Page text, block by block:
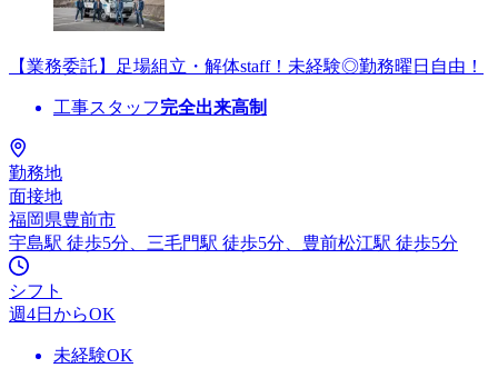
【業務委託】足場組立・解体staff！未経験◎勤務曜日自由！
工事スタッフ完全出来高制
勤務地
面接地
福岡県豊前市
宇島駅 徒歩5分、三毛門駅 徒歩5分、豊前松江駅 徒歩5分
シフト
週4日からOK
未経験OK